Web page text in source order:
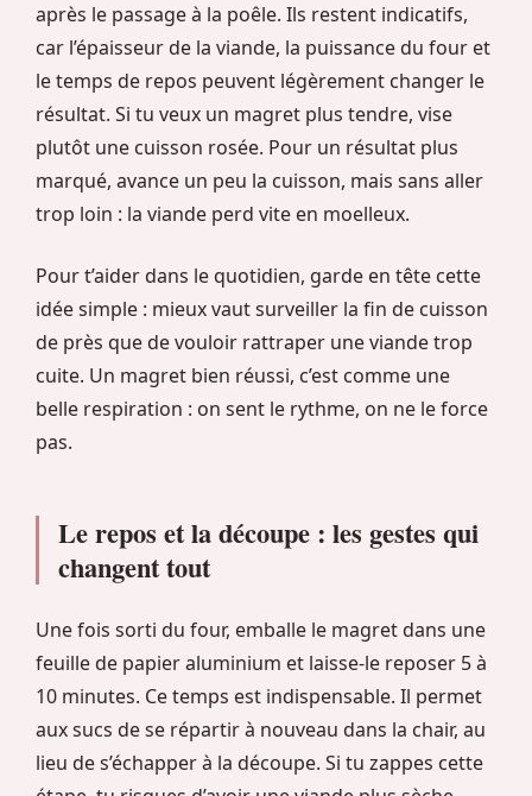
après le passage à la poêle. Ils restent indicatifs,
car l’épaisseur de la viande, la puissance du four et
le temps de repos peuvent légèrement changer le
résultat. Si tu veux un magret plus tendre, vise
plutôt une cuisson rosée. Pour un résultat plus
marqué, avance un peu la cuisson, mais sans aller
trop loin : la viande perd vite en moelleux.
Pour t’aider dans le quotidien, garde en tête cette
idée simple : mieux vaut surveiller la fin de cuisson
de près que de vouloir rattraper une viande trop
cuite. Un magret bien réussi, c’est comme une
belle respiration : on sent le rythme, on ne le force
pas.
Le repos et la découpe : les gestes qui
changent tout
Une fois sorti du four, emballe le magret dans une
feuille de papier aluminium et laisse-le reposer 5 à
10 minutes. Ce temps est indispensable. Il permet
aux sucs de se répartir à nouveau dans la chair, au
lieu de s’échapper à la découpe. Si tu zappes cette